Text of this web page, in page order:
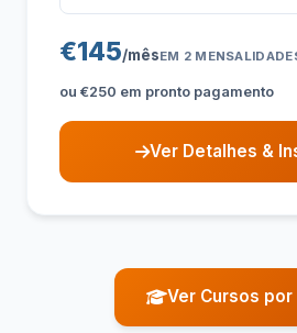
€145/mêsEM 2
ou €250 em pronto pagamento
Ver Detalhes &
Ver Cursos por